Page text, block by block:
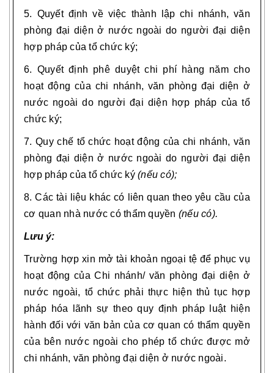
5. Quyết định về việc thành lập chi nhánh, văn
phòng đại diện ở nước ngoài do người đại diện
hợp pháp của tổ chức ký;
6. Quyết định phê duyệt chi phí hàng năm cho
hoạt động của chi nhánh, văn phòng đại diện ở
nước ngoài do người đại diện hợp pháp của tổ
chức ký;
7. Quy chế tổ chức hoạt động của chi nhánh, văn
phòng đại diện ở nước ngoài do người đại diện
hợp pháp của tổ chức ký(nếu có);
8. Các tài liệu khác có liên quan theo yêu cầu của
cơ quan nhà nước có thẩm quyền (nếu có).
Lưu ý:
Trường hợp xin mở tài khoản ngoại tệ để phục vụ
hoạt động của Chi nhánh/ văn phòng đại diện ở
nước ngoài, tổ chức phải thực hiện thủ tục hợp
pháp hóa lãnh sự theo quy định pháp luật hiện
hành đối với văn bản của cơ quan có thẩm quyền
của bên nước ngoài cho phép tổ chức được mở
chi nhánh, văn phòng đại diện ở nước ngoài.